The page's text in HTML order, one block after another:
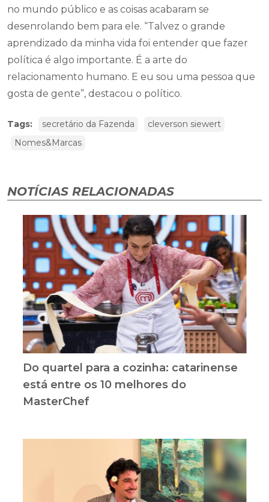
no mundo público e as coisas acabaram se
desenrolando bem para ele. “Talvez o grande
aprendizado da minha vida foi entender que fazer
política é algo importante. É a arte do
relacionamento humano. E eu sou uma pessoa que
gosta de gente”, destacou o político.
Tags: secretário da Fazenda
cleverson siewert
Nomes&Marcas
NOTÍCIAS RELACIONADAS
Do quartel para a cozinha: catarinense
está entre os 10 melhores do
MasterChef